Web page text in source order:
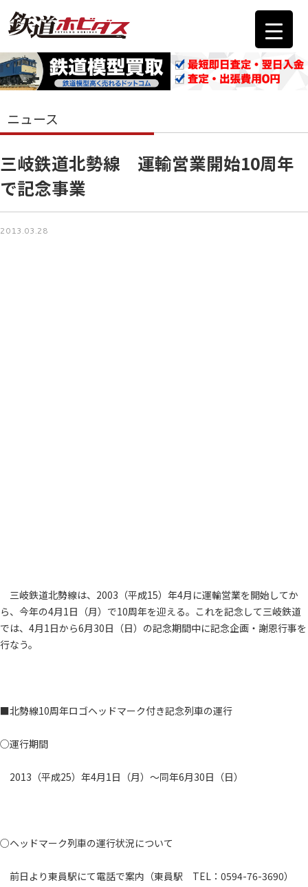
ニュース
三岐鉄道北勢線 運輸営業開始10周年
で記念事業
2013.03.28
三岐鉄道北勢線は、2003（平成15）年4月に運輸営業を開始してか
ら、今年の4月1日（月）で10周年を迎える。これを記念して三岐鉄道
では、4月1日から6月30日（日）の記念期間中に記念企画・謝恩行事を
行なう。
■北勢線10周年ロゴヘッドマーク付き記念列車の運行
○運行期間
2013（平成25）年4月1日（月）～同年6月30日（日）
○ヘッドマーク列車の運行状況について
前日より東員駅にて電話で案内（東員駅 TEL：0594-76-3690）